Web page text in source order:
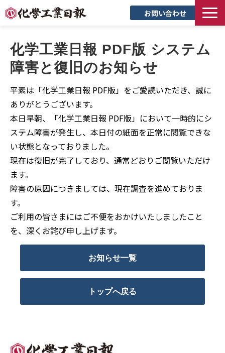
お問い合わせ
新聞について
サービス
トピックス
創立90周年記念サイト
企業情報
採用情報
化学工業日報 PDF版 システム
障害と復旧のお知らせ
平素は「化学工業日報 PDF版」をご愛読いただき、誠に
ありがとうございます。
本日早朝、「化学工業日報 PDF版」において一時的にシ
ステム障害が発生し、本日付の紙面を正常に閲覧できな
い状態となっておりました。
現在は復旧が完了しており、通常どおりご閲覧いただけ
ます。
障害の原因につきましては、現在調査を進めておりま
す。
ご利用の皆さまにはご不便をおかけいたしましたこと
を、深くお詫び申し上げます。
お知らせ一覧
トップへ戻る